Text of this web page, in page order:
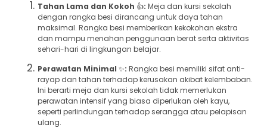
Tahan Lama dan Kokoh 👍: Meja dan kursi sekolah
dengan rangka besi dirancang untuk daya tahan
maksimal. Rangka besi memberikan kekokohan ekstra
dan mampu menahan penggunaan berat serta aktivitas
sehari-hari di lingkungan belajar.
Perawatan Minimal ✨: Rangka besi memiliki sifat anti-
rayap dan tahan terhadap kerusakan akibat kelembaban.
Ini berarti meja dan kursi sekolah tidak memerlukan
perawatan intensif yang biasa diperlukan oleh kayu,
seperti perlindungan terhadap serangga atau pelapisan
ulang.